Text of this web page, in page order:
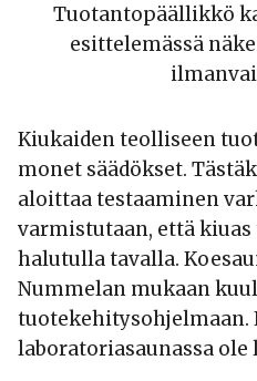
Tuotantopäällikkö
esittelemässä
Kiukaiden teolliseen
monet säädökset.
aloittaa testaaminen
varmistutaan, että
halutulla tavalla.
Nummelan mukaan
tuotekehitysohjelmaan.
laboratoriasaunassa ole